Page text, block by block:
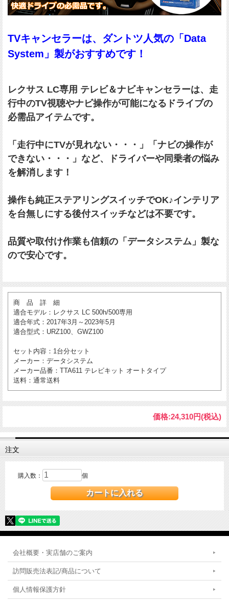
TVキャンセラーは、ダントツ人気の「Data
System」製がおすすめです！
レクサス LC専用 テレビ＆ナビキャンセラーは、走
行中のTV視聴やナビ操作が可能になるドライブの
必需品アイテムです。
「走行中にTVが見れない・・・」「ナビの操作が
できない・・・」など、ドライバーや同乗者の悩み
を解消します！
操作も純正ステアリングスイッチでOK♪インテリア
を台無しにする後付スイッチなどは不要です。
品質や取付け作業も信頼の「データシステム」製な
ので安心です。
商 品 詳 細
適合モデル ：レクサス LC 500h/500専用
適合年式 ：2017年3月～2023年5月
適合型式 ：URZ100、GWZ100
セット内容 ：1台分セット
メーカー ：データシステム
メーカー品番 ：TTA611 テレビキット オートタイプ
送料 ：通常送料
価格:24,310円(税込)
注文
購入数： 個
会社概要・実店舗のご案内
訪問販売法表記/商品について
個人情報保護方針